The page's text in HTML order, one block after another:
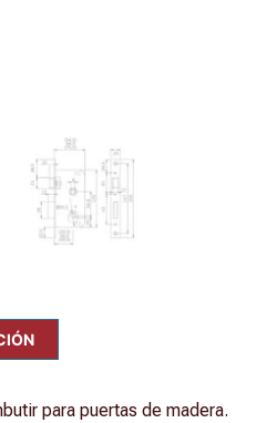
para puertas de madera.